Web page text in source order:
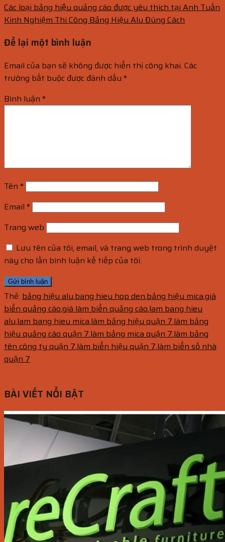
Các loại bảng hiệu quảng cáo được yêu thích tại Anh Tuấn
Kinh Nghiệm Thi Công Bảng Hiệu Alu Đúng Cách
Để lại một bình luận
Email của bạn sẽ không được hiển thị công khai. Các
trường bắt buộc được đánh dấu *
Bình luận *
Tên *
Email *
Trang web
Lưu tên của tôi, email, và trang web trong trình duyệt
này cho lần bình luận kế tiếp của tôi.
Thẻ: bảng hiệu alu,bang hieu hop den,bảng hiệu mica,giá
biển quảng cáo,giá làm biển quảng cáo,lam bang hieu
alu,lam bang hieu mica,làm bảng hiệu quận 7,làm bảng
hiệu quảng cáo quận 7,làm bảng mica quận 7,làm bảng
tên công ty quận 7,làm biển hiệu quận 7,làm biển số nhà
quận 7
BÀI VIẾT NỔI BẬT